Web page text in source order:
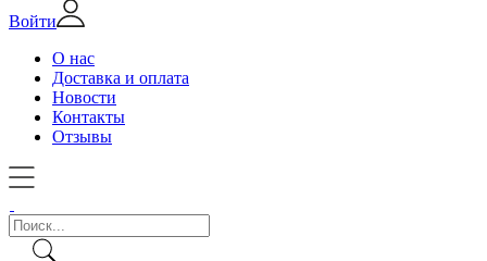
Войти
О нас
Доставка и оплата
Новости
Контакты
Отзывы